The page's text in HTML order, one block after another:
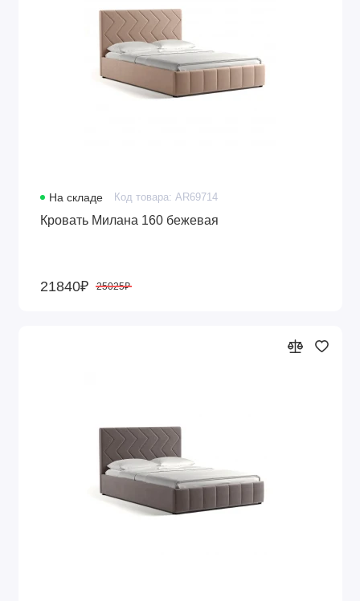
На складе Код товара: AR69714
Кровать Милана 160 бежевая
21840₽ 25025₽